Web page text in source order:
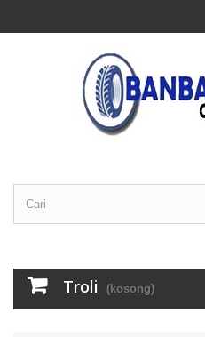
Troli (kosong)